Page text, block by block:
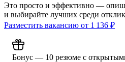
Это просто и эффективно —
и выбирайте лучших среди
Разместить вакансию от 1 136 ₽
Бонус — 10 резюме с